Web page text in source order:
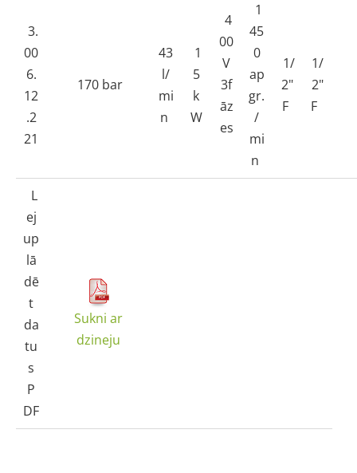
3.
00
6.
12
.2
21
170 bar
43
l/
mi
n
1
5
k
W
4
00
V
3f
āz
es
1
45
0
ap
gr.
/
mi
n
1/
2"
F
1/
2"
F
L
ej
up
lā
dē
t
da
tu
s
P
DF
Sukni ar
dzineju